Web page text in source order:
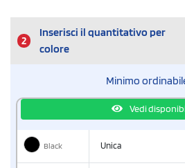
2
Inserisci il quantitativo per
colore
Minimo
Vedi
Black Unica